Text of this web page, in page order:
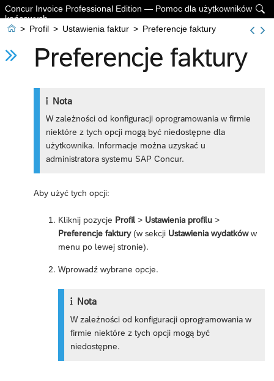

Concur Invoice Professional Edition — Pomoc dla użytkowników
końcowych
 > Profil > Ustawienia faktur > Preferencje faktury
Preferencje faktury
Nota
W zależności od konfiguracji oprogramowania w firmie
niektóre z tych opcji mogą być niedostępne dla
użytkownika. Informacje można uzyskać u
administratora systemu SAP Concur.
Aby użyć tych opcji:
Kliknij pozycje Profil > Ustawienia profilu >
Preferencje faktury(w sekcji Ustawienia wydatkóww
menu po lewej stronie).
Wprowadź wybrane opcje.
Nota
W zależności od konfiguracji oprogramowania w
firmie niektóre z tych opcji mogą być
niedostępne.